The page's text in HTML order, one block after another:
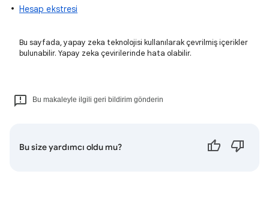
Hesap ekstresi
Bu sayfada, yapay zeka teknolojisi kullanılarak çevrilmiş içerikler
bulunabilir. Yapay zeka çevirilerinde hata olabilir.
Bu makaleyle ilgili geri bildirim gönderin
Bu size yardımcı oldu mu?